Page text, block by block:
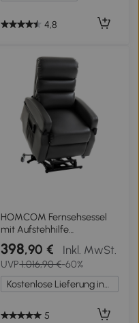
4,8
HOMCOM Fernsehsessel
mit Aufstehhilfe
Elektrischer Relaxsessel mit
Fernbedienung, Fußstütze,
Liegefunktion, Dunkelgrau
398,90 € Inkl. MwSt.
UVP1.016,90 €-60%
Kostenlose Lieferung innerhalb Deutschlands
5